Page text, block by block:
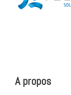
A propos